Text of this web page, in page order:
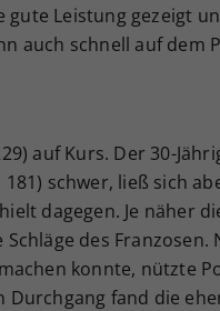
Leistung gezeigt
auch schnell auf dem
auf Kurs. Der 30-
schwer, ließ sich
dagegen. Je näher
des Franzosen.
konnte, nützte
Durchgang fand die